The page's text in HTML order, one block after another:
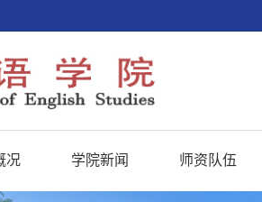
况 学院新闻 师资队伍